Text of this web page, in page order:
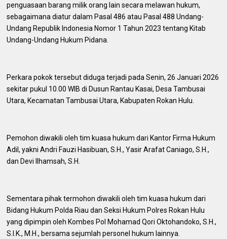
penguasaan barang milik orang lain secara melawan hukum,
sebagaimana diatur dalam Pasal 486 atau Pasal 488 Undang-
Undang Republik Indonesia Nomor 1 Tahun 2023 tentang Kitab
Undang-Undang Hukum Pidana.
Perkara pokok tersebut diduga terjadi pada Senin, 26 Januari 2026
sekitar pukul 10.00 WIB di Dusun Rantau Kasai, Desa Tambusai
Utara, Kecamatan Tambusai Utara, Kabupaten Rokan Hulu.
Pemohon diwakili oleh tim kuasa hukum dari Kantor Firma Hukum
Adil, yakni Andri Fauzi Hasibuan, S.H., Yasir Arafat Caniago, S.H.,
dan Devi Ilhamsah, S.H.
Sementara pihak termohon diwakili oleh tim kuasa hukum dari
Bidang Hukum Polda Riau dan Seksi Hukum Polres Rokan Hulu
yang dipimpin oleh Kombes Pol Mohamad Qori Oktohandoko, S.H.,
S.I.K., M.H., bersama sejumlah personel hukum lainnya.